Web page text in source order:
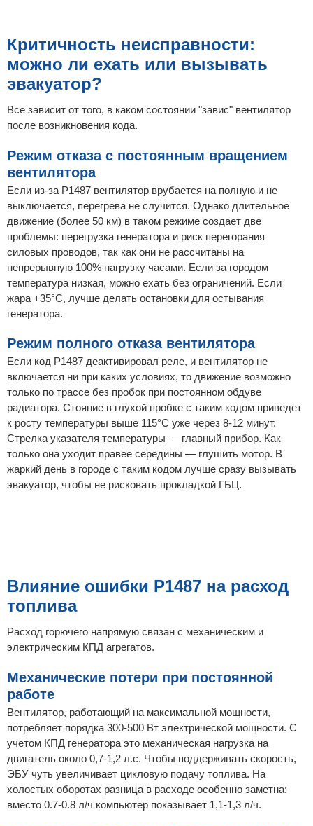
Критичность неисправности:
можно ли ехать или вызывать
эвакуатор?
Все зависит от того, в каком состоянии "завис" вентилятор
после возникновения кода.
Режим отказа с постоянным вращением
вентилятора
Если из-за P1487 вентилятор врубается на полную и не
выключается, перегрева не случится. Однако длительное
движение (более 50 км) в таком режиме создает две
проблемы: перегрузка генератора и риск перегорания
силовых проводов, так как они не рассчитаны на
непрерывную 100% нагрузку часами. Если за городом
температура низкая, можно ехать без ограничений. Если
жара +35°C, лучше делать остановки для остывания
генератора.
Режим полного отказа вентилятора
Если код P1487 деактивировал реле, и вентилятор не
включается ни при каких условиях, то движение возможно
только по трассе без пробок при постоянном обдуве
радиатора. Стояние в глухой пробке с таким кодом приведет
к росту температуры выше 115°C уже через 8-12 минут.
Стрелка указателя температуры — главный прибор. Как
только она уходит правее середины — глушить мотор. В
жаркий день в городе с таким кодом лучше сразу вызывать
эвакуатор, чтобы не рисковать прокладкой ГБЦ.
Влияние ошибки P1487 на расход
топлива
Расход горючего напрямую связан с механическим и
электрическим КПД агрегатов.
Механические потери при постоянной
работе
Вентилятор, работающий на максимальной мощности,
потребляет порядка 300-500 Вт электрической мощности. С
учетом КПД генератора это механическая нагрузка на
двигатель около 0,7-1,2 л.с. Чтобы поддерживать скорость,
ЭБУ чуть увеличивает цикловую подачу топлива. На
холостых оборотах разница в расходе особенно заметна:
вместо 0.7-0.8 л/ч компьютер показывает 1,1-1,3 л/ч.